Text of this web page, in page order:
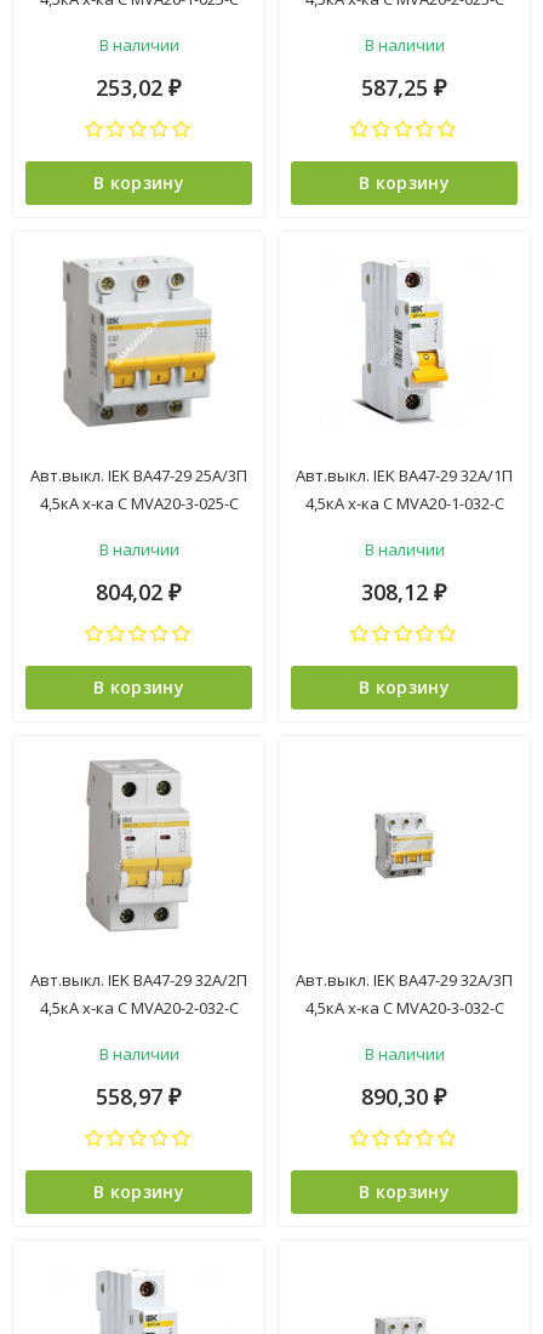
В наличии
253,02 ₽
В корзину
В наличии
587,25 ₽
В корзину
Авт.выкл. IEK ВА47-29 25А/3П
4,5кА х-ка С MVA20-3-025-C
В наличии
804,02 ₽
В корзину
Авт.выкл. IEK ВА47-29 32А/1П
4,5кА х-ка С MVA20-1-032-C
В наличии
308,12 ₽
В корзину
Авт.выкл. IEK ВА47-29 32А/2П
4,5кА х-ка С MVA20-2-032-С
В наличии
558,97 ₽
В корзину
Авт.выкл. IEK ВА47-29 32А/3П
4,5кА х-ка С MVA20-3-032-C
В наличии
890,30 ₽
В корзину